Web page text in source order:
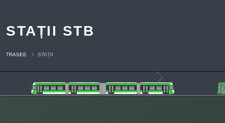
STAȚII STB
TRASEE STAȚII